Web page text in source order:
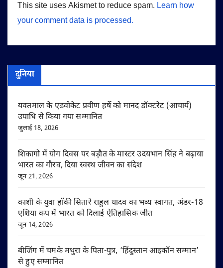
This site uses Akismet to reduce spam. Learn how
your comment data is processed.
दुनिया
यवतमाल के एडवोकेट प्रवीण हर्षे को मानद डॉक्टरेट (आचार्य)
उपाधि से किया गया सम्मानित
जुलाई 18, 2026
शिकागो में योग दिवस पर बड़ौत के मास्टर उदयभान सिंह ने बढ़ाया
भारत का गौरव, दिया स्वस्थ जीवन का संदेश
जून 21, 2026
काशी के युवा हॉकी सितारे राहुल यादव का भव्य स्वागत, अंडर-18
एशिया कप में भारत को दिलाई ऐतिहासिक जीत
जून 14, 2026
बीजिंग में चमके मथुरा के पिता-पुत्र, ‘हिंदुस्तान आइकॉन सम्मान’
से हुए सम्मानित